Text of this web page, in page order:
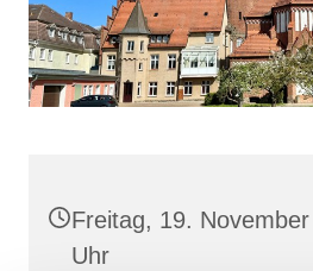
Freitag, 19.
Uhr